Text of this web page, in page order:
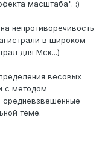
масштаба". :)
непротиворечивость
в широком
для Мск...)
весовых
с методом
средневзвешенные
теме.